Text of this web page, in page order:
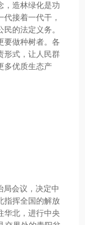
，造林绿化是功
接着一代干，
的法定义务。
要做种树者。各
形式，让人民群
多优质生态产
局会议，决定中
指挥全国的解放
华北，进行中央